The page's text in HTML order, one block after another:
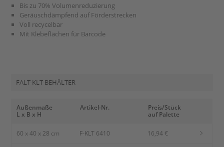
Bis zu 70% Volumenreduzierung
Geräuschdämpfend auf Förderstrecken
Voll recycelbar
Mit Klebeflächen für Barcode
FALT-KLT-BEHÄLTER
Außenmaße
L x B x H
Artikel-Nr.
Preis/Stück
auf Palette
60 x 40 x 28 cm F-KLT 6410 16,94 €